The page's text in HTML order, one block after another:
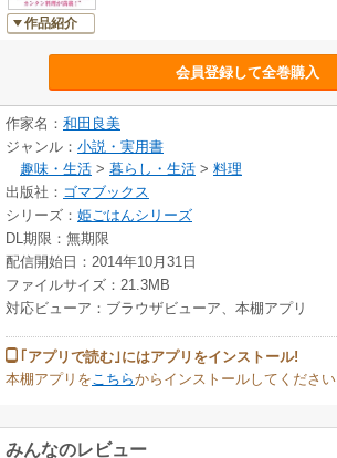
作品紹介
会員登録して全巻購入
作家名： 和田良美
ジャンル： 小説・実用書
趣味・生活 > 暮らし・生活 > 料理
出版社： ゴマブックス
シリーズ： 姫ごはんシリーズ
DL期限：無期限
配信開始日：2014年10月31日
ファイルサイズ：21.3MB
対応ビューア：ブラウザビューア、本棚アプリ
｢アプリで読む｣にはアプリをインストール!
本棚アプリを こちらからインストールしてください
みんなのレビュー